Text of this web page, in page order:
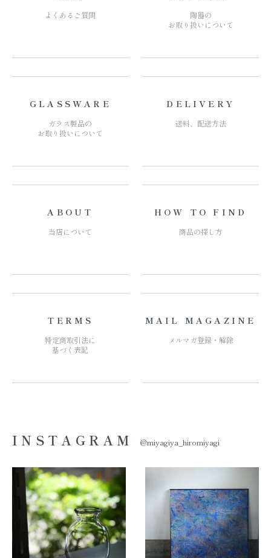
よくあるご質問
陶器の
お取り扱いについて
GLASSWARE
ガラス製品の
お取り扱いについて
DELIVERY
送料、配送方法
ABOUT
当店について
HOW TO FIND
商品の探し方
TERMS
特定商取引法に
基づく表記
MAIL MAGAZINE
メルマガ登録・解除
INSTAGRAM @miyagiya_hiromiyagi